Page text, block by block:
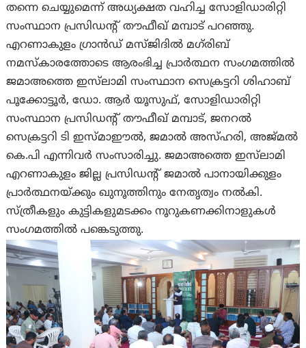
തന്നെ ചെയ്യുമെന്ന് അധ്യക്ഷത വഹിച്ച സോളിഡാരിറ്റി
സംസ്ഥാന പ്രസിഡന്റ്‌ തൗഫീഖ്‌ മമ്പാട് പറഞ്ഞു.
എറണാകുളം ഗ്രാൻഡ് മസ്ജിദിൽ മഗ്‌രിബ്
നമസ്കാരത്തോടെ ആരംഭിച്ച പ്രാർത്ഥന സംഗമത്തിൽ
ജമാഅത്തെ ഇസ്‌ലാമി സംസ്ഥാന സെക്രട്ടറി ശിഹാബ്
പൂക്കോട്ടൂർ, ഡോ. ആർ യൂസുഫ്, സോളിഡാരിറ്റി
സംസ്ഥാന പ്രസിഡന്റ്‌ തൗഫീഖ്‌ മമ്പാട്, ജനറൽ
സെക്രട്ടറി ടി ഇസ്മാഈൽ, ജമാൽ അസ്ഹരി, അജ്മൽ
കെ.പി എന്നിവർ സംസാരിച്ചു. ജമാഅത്തെ ഇസ്‌ലാമി
എറണാകുളം ജില്ല പ്രസിഡന്റ്‌ ജമാൽ പാനായിക്കുളം
പ്രാർത്ഥനയ്ക്കും ഖുനൂത്തിനും നേതൃത്വം നൽകി.
സ്ത്രീകളും കുട്ടികളുമടക്കം നൂറുകണക്കിനാളുകൾ
സംഗമത്തിൽ പങ്കെടുത്തു.